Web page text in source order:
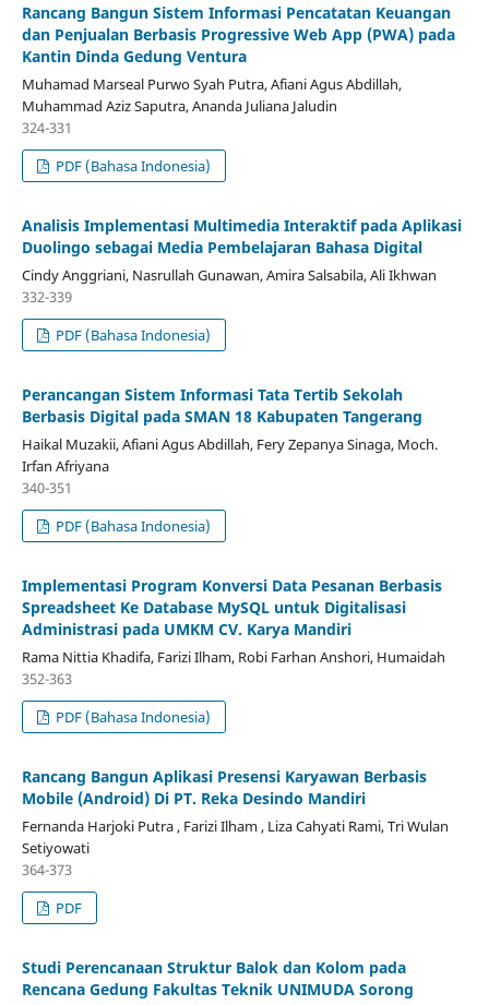
Rancang Bangun Sistem Informasi Pencatatan Keuangan
dan Penjualan Berbasis Progressive Web App (PWA) pada
Kantin Dinda Gedung Ventura
Muhamad Marseal Purwo Syah Putra, Afiani Agus Abdillah,
Muhammad Aziz Saputra, Ananda Juliana Jaludin
324-331
PDF (Bahasa Indonesia)
Analisis Implementasi Multimedia Interaktif pada Aplikasi
Duolingo sebagai Media Pembelajaran Bahasa Digital
Cindy Anggriani, Nasrullah Gunawan, Amira Salsabila, Ali Ikhwan
332-339
PDF (Bahasa Indonesia)
Perancangan Sistem Informasi Tata Tertib Sekolah
Berbasis Digital pada SMAN 18 Kabupaten Tangerang
Haikal Muzakii, Afiani Agus Abdillah, Fery Zepanya Sinaga, Moch.
Irfan Afriyana
340-351
PDF (Bahasa Indonesia)
Implementasi Program Konversi Data Pesanan Berbasis
Spreadsheet Ke Database MySQL untuk Digitalisasi
Administrasi pada UMKM CV. Karya Mandiri
Rama Nittia Khadifa, Farizi Ilham, Robi Farhan Anshori, Humaidah
352-363
PDF (Bahasa Indonesia)
Rancang Bangun Aplikasi Presensi Karyawan Berbasis
Mobile (Android) Di PT. Reka Desindo Mandiri
Fernanda Harjoki Putra , Farizi Ilham , Liza Cahyati Rami, Tri Wulan
Setiyowati
364-373
PDF
Studi Perencanaan Struktur Balok dan Kolom pada
Rencana Gedung Fakultas Teknik UNIMUDA Sorong